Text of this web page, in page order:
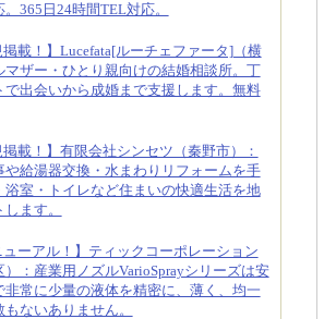
365日24時間TEL対応。
掲載！】Lucefata[ルーチェファータ]（横
マザー・ひとり親向けの結婚相談所。丁
で出会いから成婚まで支援します。無料
掲載！】有限会社シンセツ（秦野市）：
や給湯器交換・水まわりリフォームを手
浴室・トイレなど住まいの快適生活を地
ます。
ューアル！】ティックコーポレーション
：産業用ノズルVarioSprayシリーズは安
非常に少量の液体を精密に、薄く、均一
ないありません。